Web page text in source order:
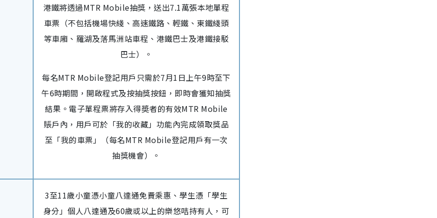
港鐵將透過MTR Mobile抽獎，送出7.1萬張本地單程
車票（不包括機場快綫、高速鐵路、輕鐵、東鐵綫頭
等車廂、羅湖及落馬洲站車程、港鐵巴士及港鐵接駁
巴士）。
每名MTR Mobile登記用戶只需於7月1日上午9時至下
午6時期間，開啟程式及按抽獎按鈕，即時會獲知抽獎
結果。電子單程票將存入得奬者的有效MTR Mobile
賬戶內，用戶可於「我的收藏」功能內完成領取獎品
至「我的車票」（每名MTR Mobile登記用戶有一次
抽獎機會）。
3至11歲小童憑小童八達通免費乘惠、學生憑「學生
身分」個人八達通及60歲或以上的樂悠咭持有人，可